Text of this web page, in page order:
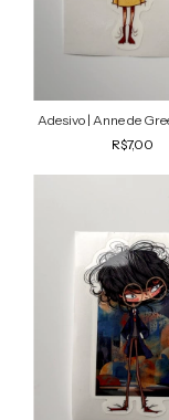
Adesivo | Anne de
R$7,00